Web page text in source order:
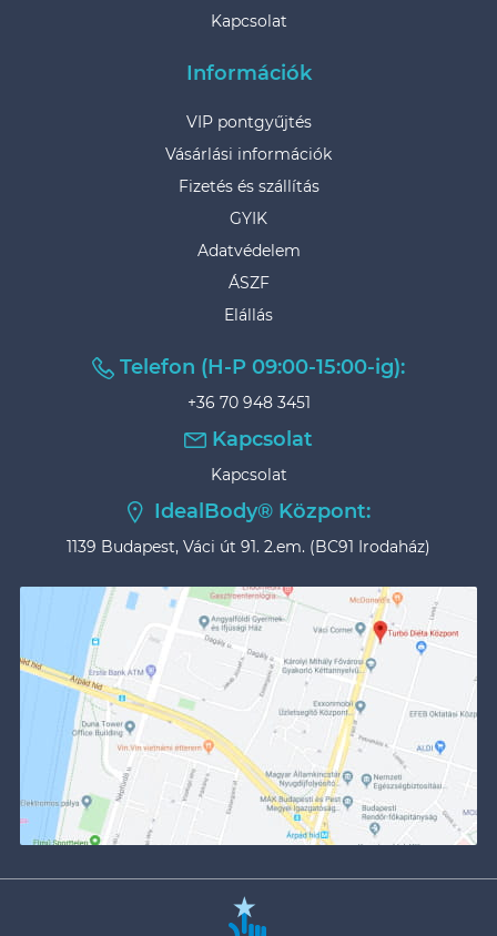
Kapcsolat
Információk
VIP pontgyűjtés
Vásárlási információk
Fizetés és szállítás
GYIK
Adatvédelem
ÁSZF
Elállás
Telefon (H-P 09:00-15:00-ig):
+36 70 948 3451
Kapcsolat
Kapcsolat
IdealBody® Központ:
1139 Budapest, Váci út 91. 2.em. (BC91 Irodaház)